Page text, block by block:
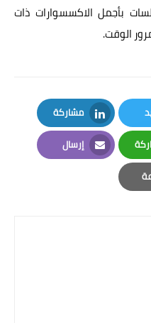
بأجمل الاكسسوارات ذات
الوقت.
مشاركة
LinkedIn
إرسال
Email